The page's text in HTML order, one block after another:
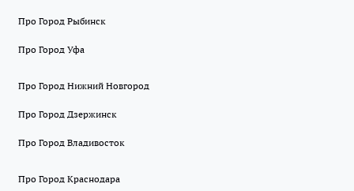
Про Город Рыбинск
Про Город Уфа
Про Город Нижний Новгород
Про Город Дзержинск
Про Город Владивосток
Про Город Краснодара